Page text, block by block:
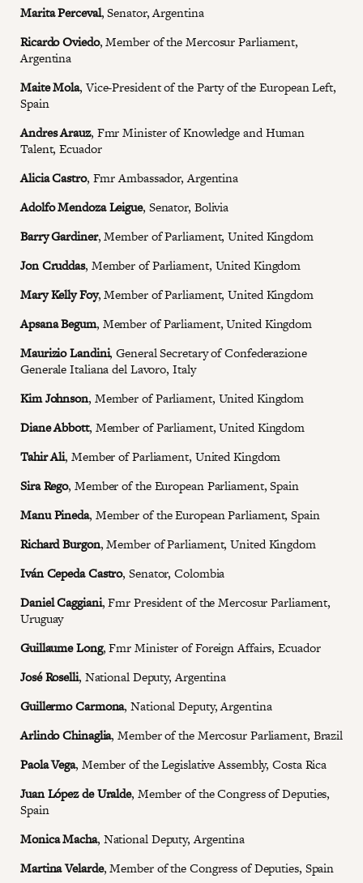
Marita Perceval, Senator, Argentina
Ricardo Oviedo, Member of the Mercosur Parliament,
Argentina
Maite Mola, Vice-President of the Party of the European Left,
Spain
Andres Arauz, Fmr Minister of Knowledge and Human
Talent, Ecuador
Alicia Castro, Fmr Ambassador, Argentina
Adolfo Mendoza Leigue, Senator, Bolivia
Barry Gardiner, Member of Parliament, United Kingdom
Jon Cruddas, Member of Parliament, United Kingdom
Mary Kelly Foy, Member of Parliament, United Kingdom
Apsana Begum, Member of Parliament, United Kingdom
Maurizio Landini, General Secretary of Confederazione
Generale Italiana del Lavoro, Italy
Kim Johnson, Member of Parliament, United Kingdom
Diane Abbott, Member of Parliament, United Kingdom
Tahir Ali, Member of Parliament, United Kingdom
Sira Rego, Member of the European Parliament, Spain
Manu Pineda, Member of the European Parliament, Spain
Richard Burgon, Member of Parliament, United Kingdom
Iván Cepeda Castro, Senator, Colombia
Daniel Caggiani, Fmr President of the Mercosur Parliament,
Uruguay
Guillaume Long, Fmr Minister of Foreign Affairs, Ecuador
José Roselli, National Deputy, Argentina
Guillermo Carmona, National Deputy, Argentina
Arlindo Chinaglia, Member of the Mercosur Parliament, Brazil
Paola Vega, Member of the Legislative Assembly, Costa Rica
Juan López de Uralde, Member of the Congress of Deputies,
Spain
Monica Macha, National Deputy, Argentina
Martina Velarde, Member of the Congress of Deputies, Spain